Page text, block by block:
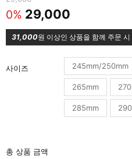
0% 29,000
31,000원 이상인 상품을 함께 주문 시
사이즈 245mm/250mm
265mm
285mm
총 상품 금액